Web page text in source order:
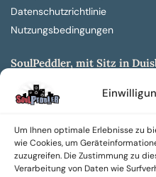
Um Ihnen optimale Erlebnisse zu
wie Cookies, um
zuzugreifen. Die Zustimmung zu
Verarbeitung von Daten wie
Datenschutzrichtlinie
Nutzungsbedingungen
SoulPeddler, mit Sitz in
entwickelt aus dem
unserer Online-Gig-
Wir bieten eine breite
sammelwürdigen als auch
Vinyl, CD und weiteren Medien.